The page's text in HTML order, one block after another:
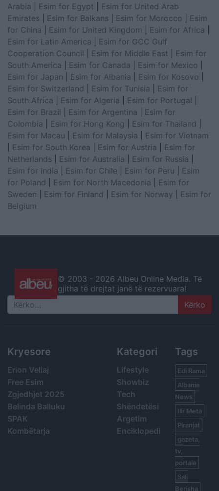
Arabia
Esim for Egypt
Esim for United Arab
Emirates
Esim for Balkans Esim for Morocco
Esim
for China
Esim for United Kingdom Esim for Africa
Esim for Latin America
Esim for GCC Gulf
Cooperation Council
Esim for Middle East
Esim for
South America
Esim for Canada Esim for Mexico
Esim for Japan
Esim for Albania Esim for Kosovo
Esim for Switzerland
Esim for Tunisia
Esim for
South Africa
Esim for Algeria Esim for Portugal
Esim for Brazil
Esim for Argentina
Esim for
Colombia
Esim for Hong Kong Esim for Thailand
Esim for Macau
Esim for Malaysia
Esim for Vietnam
Esim for South Korea Esim for Austria
Esim for
Netherlands
Esim for Australia Esim for Russia
Esim for India
Esim for Chile Esim for Peru
Esim
for Poland
Esim for North Macedonia
Esim for
Sweden
Esim for Finland Esim for Norway
Esim for
Belgium
© 2003 - 2026 Albeu Online Media. Të
gjitha të drejtat janë të rezervuara!
Search
Kryesore
Erion Veliaj
Free Esim
Zgjedhjet 2025
Belinda Balluku
SPAK
Kombëtarja
Kategori
Lifestyle
Showbiz
Tech
Shëndetësi
Argetim
Enciklopedi
Tags
Edi Rama
Albania
News
Ilir Meta
Piranjat
gazeta,
tv,
portale
Sali
Berisha